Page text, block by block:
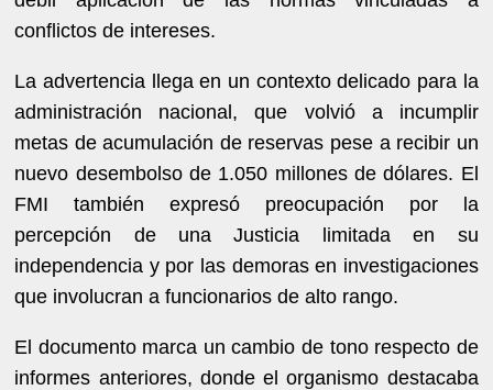
conflictos de intereses.
La advertencia llega en un contexto delicado para la
administración nacional, que volvió a incumplir
metas de acumulación de reservas pese a recibir un
nuevo desembolso de 1.050 millones de dólares. El
FMI también expresó preocupación por la
percepción de una Justicia limitada en su
independencia y por las demoras en investigaciones
que involucran a funcionarios de alto rango.
El documento marca un cambio de tono respecto de
informes anteriores, donde el organismo destacaba